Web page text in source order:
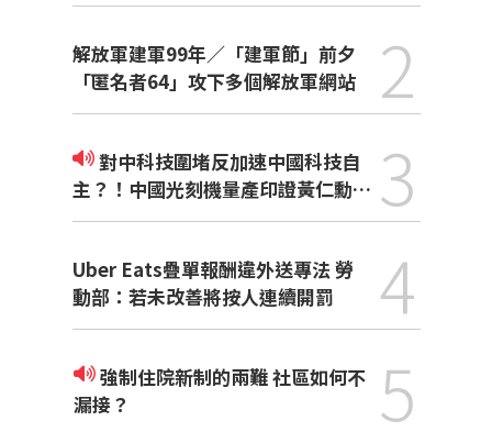
解放軍建軍99年／「建軍節」前夕
「匿名者64」攻下多個解放軍網站
2
對中科技圍堵反加速中國科技自
主？！中國光刻機量產印證黃仁勳觀
點
3
Uber Eats疊單報酬違外送專法 勞
動部：若未改善將按人連續開罰
4
強制住院新制的兩難 社區如何不
漏接？
5